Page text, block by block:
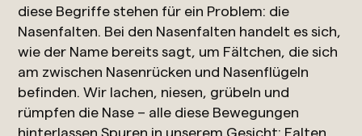
diese Begriffe stehen für ein Problem: die
Nasenfalten. Bei den Nasenfalten handelt es sich,
wie der Name bereits sagt, um Fältchen, die sich
am zwischen Nasenrücken und Nasenflügeln
befinden. Wir lachen, niesen, grübeln und
rümpfen die Nase – alle diese Bewegungen
hinterlassen Spuren in unserem Gesicht: Falten.